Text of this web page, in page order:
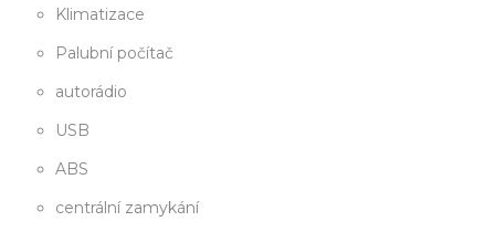
Klimatizace
Palubní počítač
autorádio
USB
ABS
centrální zamykání